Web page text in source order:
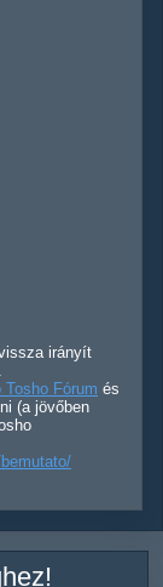
irányít
Tosho Fórum és
(a jövőben